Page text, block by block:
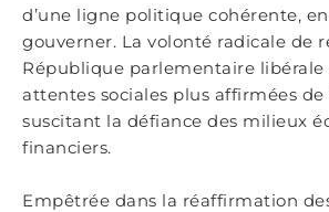
d’une ligne politique cohérente,
gouverner. La volonté radicale de
République parlementaire libérale
attentes sociales plus affirmées de
suscitant la défiance des milieux
financiers.
Empêtrée dans la réaffirmation